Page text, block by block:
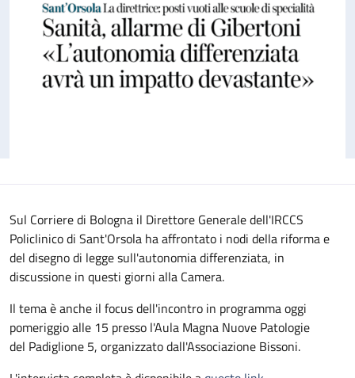
Sul Corriere di Bologna il Direttore Generale dell'IRCCS
Policlinico di Sant'Orsola ha affrontato i nodi della riforma e
del disegno di legge sull'autonomia differenziata, in
discussione in questi giorni alla Camera.
Il tema è anche il focus dell'incontro in programma oggi
pomeriggio alle 15 presso l'Aula Magna Nuove Patologie
del Padiglione 5, organizzato dall'Associazione Bissoni.